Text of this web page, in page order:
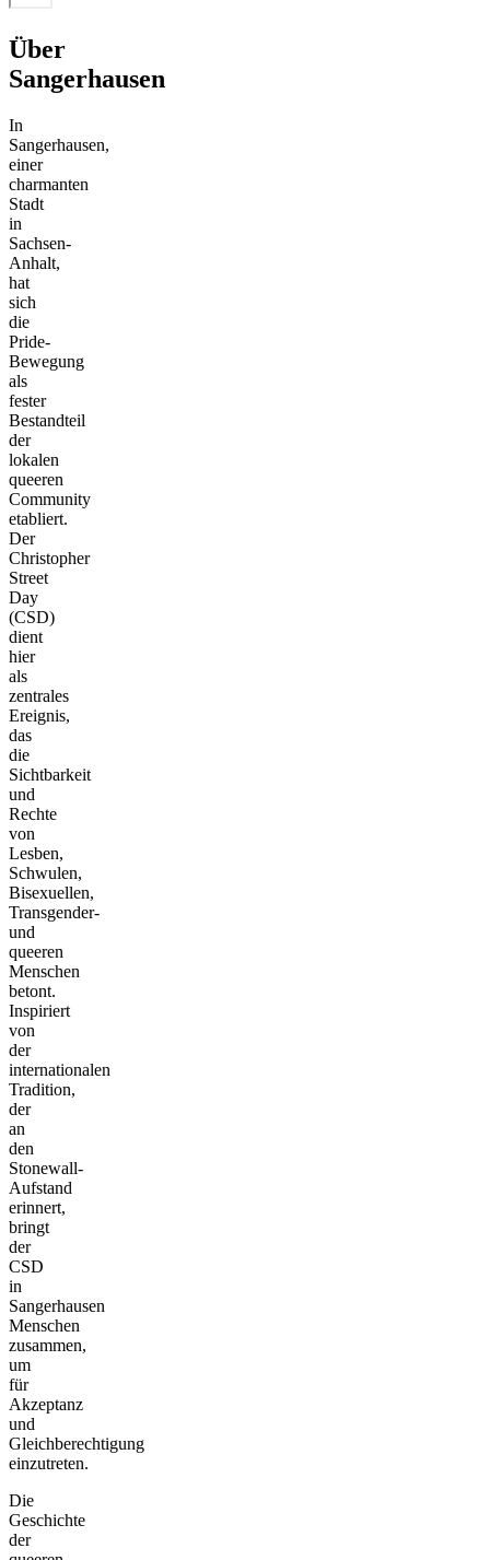
Über
Sangerhausen
In
Sangerhausen,
einer
charmanten
Stadt
in
Sachsen-
Anhalt,
hat
sich
die
Pride-
Bewegung
als
fester
Bestandteil
der
lokalen
queeren
Community
etabliert.
Der
Christopher
Street
Day
(CSD)
dient
hier
als
zentrales
Ereignis,
das
die
Sichtbarkeit
und
Rechte
von
Lesben,
Schwulen,
Bisexuellen,
Transgender-
und
queeren
Menschen
betont.
Inspiriert
von
der
internationalen
Tradition,
der
an
den
Stonewall-
Aufstand
erinnert,
bringt
der
CSD
in
Sangerhausen
Menschen
zusammen,
um
für
Akzeptanz
und
Gleichberechtigung
einzutreten.
Die
Geschichte
der